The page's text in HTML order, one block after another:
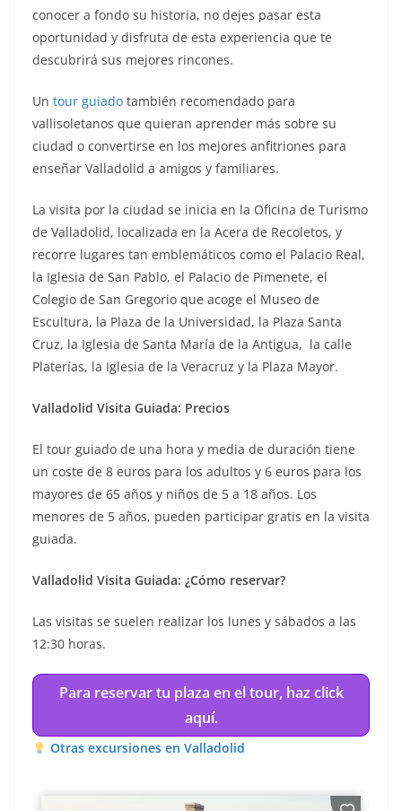
conocer a fondo su historia, no dejes pasar esta
oportunidad y disfruta de esta experiencia que te
descubrirá sus mejores rincones.
Un tour guiado también recomendado para
vallisoletanos que quieran aprender más sobre su
ciudad o convertirse en los mejores anfitriones para
enseñar Valladolid a amigos y familiares.
La visita por la ciudad se inicia en la Oficina de Turismo
de Valladolid, localizada en la Acera de Recoletos, y
recorre lugares tan emblemáticos como el Palacio Real,
la Iglesia de San Pablo, el Palacio de Pimenete, el
Colegio de San Gregorio que acoge el Museo de
Escultura, la Plaza de la Universidad, la Plaza Santa
Cruz, la Iglesia de Santa María de la Antigua, la calle
Platerías, la Iglesia de la Veracruz y la Plaza Mayor.
Valladolid Visita Guiada: Precios
El tour guiado de una hora y media de duración tiene
un coste de 8 euros para los adultos y 6 euros para los
mayores de 65 años y niños de 5 a 18 años. Los
menores de 5 años, pueden participar gratis en la visita
guiada.
Valladolid Visita Guiada: ¿Cómo reservar?
Las visitas se suelen realizar los lunes y sábados a las
12:30 horas.
Para reservar tu plaza en el tour, haz click
aquí.
Otras excursiones en Valladolid